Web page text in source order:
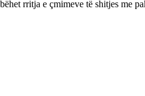
rritja e çmimeve të shitjes me